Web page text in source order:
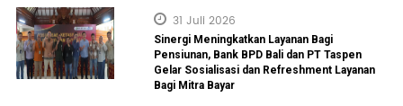
31 Juli 2026
Sinergi Meningkatkan Layanan Bagi
Pensiunan, Bank BPD Bali dan PT Taspen
Gelar Sosialisasi dan Refreshment Layanan
Bagi Mitra Bayar